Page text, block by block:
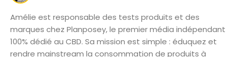
Amélie est responsable des tests produits et des
marques chez Planposey, le premier média indépendant
100% dédié au CBD. Sa mission est simple : éduquez et
rendre mainstream la consommation de produits à